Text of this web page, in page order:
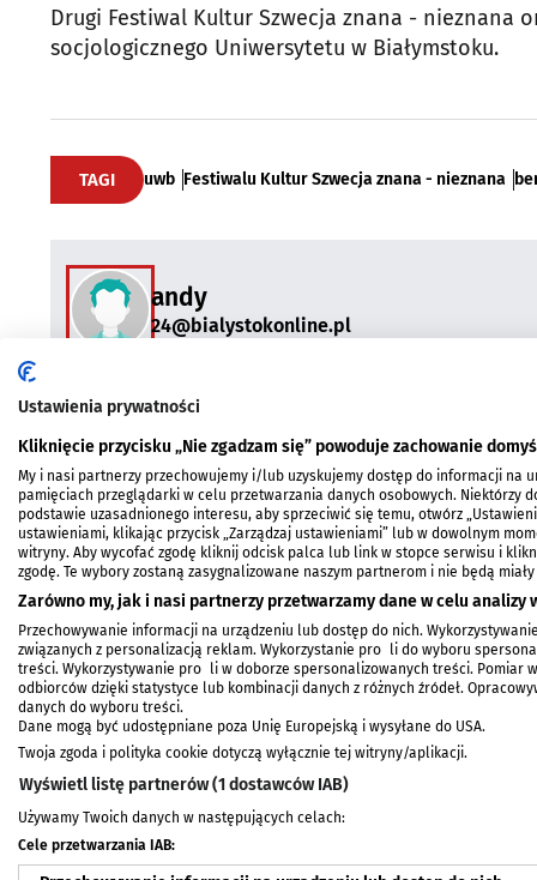
Drugi Festiwal Kultur Szwecja znana - nieznana
socjologicznego Uniwersytetu w Białymstoku.
TAGI uwb Festiwalu Kultur Szwecja znana - nieznana
andy
24@bialystokonline.pl
PRZECZYTAJ TAKŻE
100 lat to dopiero początek.
Wzruszające spotkanie z najstarszą
emerytką UwB
Koncerty,
spotkania.
Ustawienia prywatności
Kliknięcie przycisku „Nie zgadzam się” powoduje zachowanie
My i nasi partnerzy przechowujemy i/lub uzyskujemy dostęp do informacji na
pamięciach przeglądarki w celu przetwarzania danych osobowych. Niektórzy
podstawie uzasadnionego interesu, aby sprzeciwić się temu, otwórz
ustawieniami, klikając przycisk „Zarządzaj ustawieniami” lub w dowolnym
witryny. Aby wycofać zgodę kliknij odcisk palca lub link w stopce serwisu i
zgodę. Te wybory zostaną zasygnalizowane naszym partnerom i nie będą
Zarówno my, jak i nasi partnerzy przetwarzamy dane w celu
Przechowywanie informacji na urządzeniu lub dostęp do nich.
związanych z personalizacją reklam. Wykorzystanie profili do wyboru
treści. Wykorzystywanie profili w doborze spersonalizowanych treści. Pomiar
odbiorców dzięki statystyce lub kombinacji danych z różnych źródeł.
danych do wyboru treści.
Dane mogą być udostępniane poza Unię Europejską i wysyłane do USA.
Twoja zgoda i polityka cookie dotyczą wyłącznie tej witryny/aplikacji.
Wyświetl listę partnerów (1 dostawców IAB)
Używamy Twoich danych w następujących celach:
Cele przetwarzania IAB: